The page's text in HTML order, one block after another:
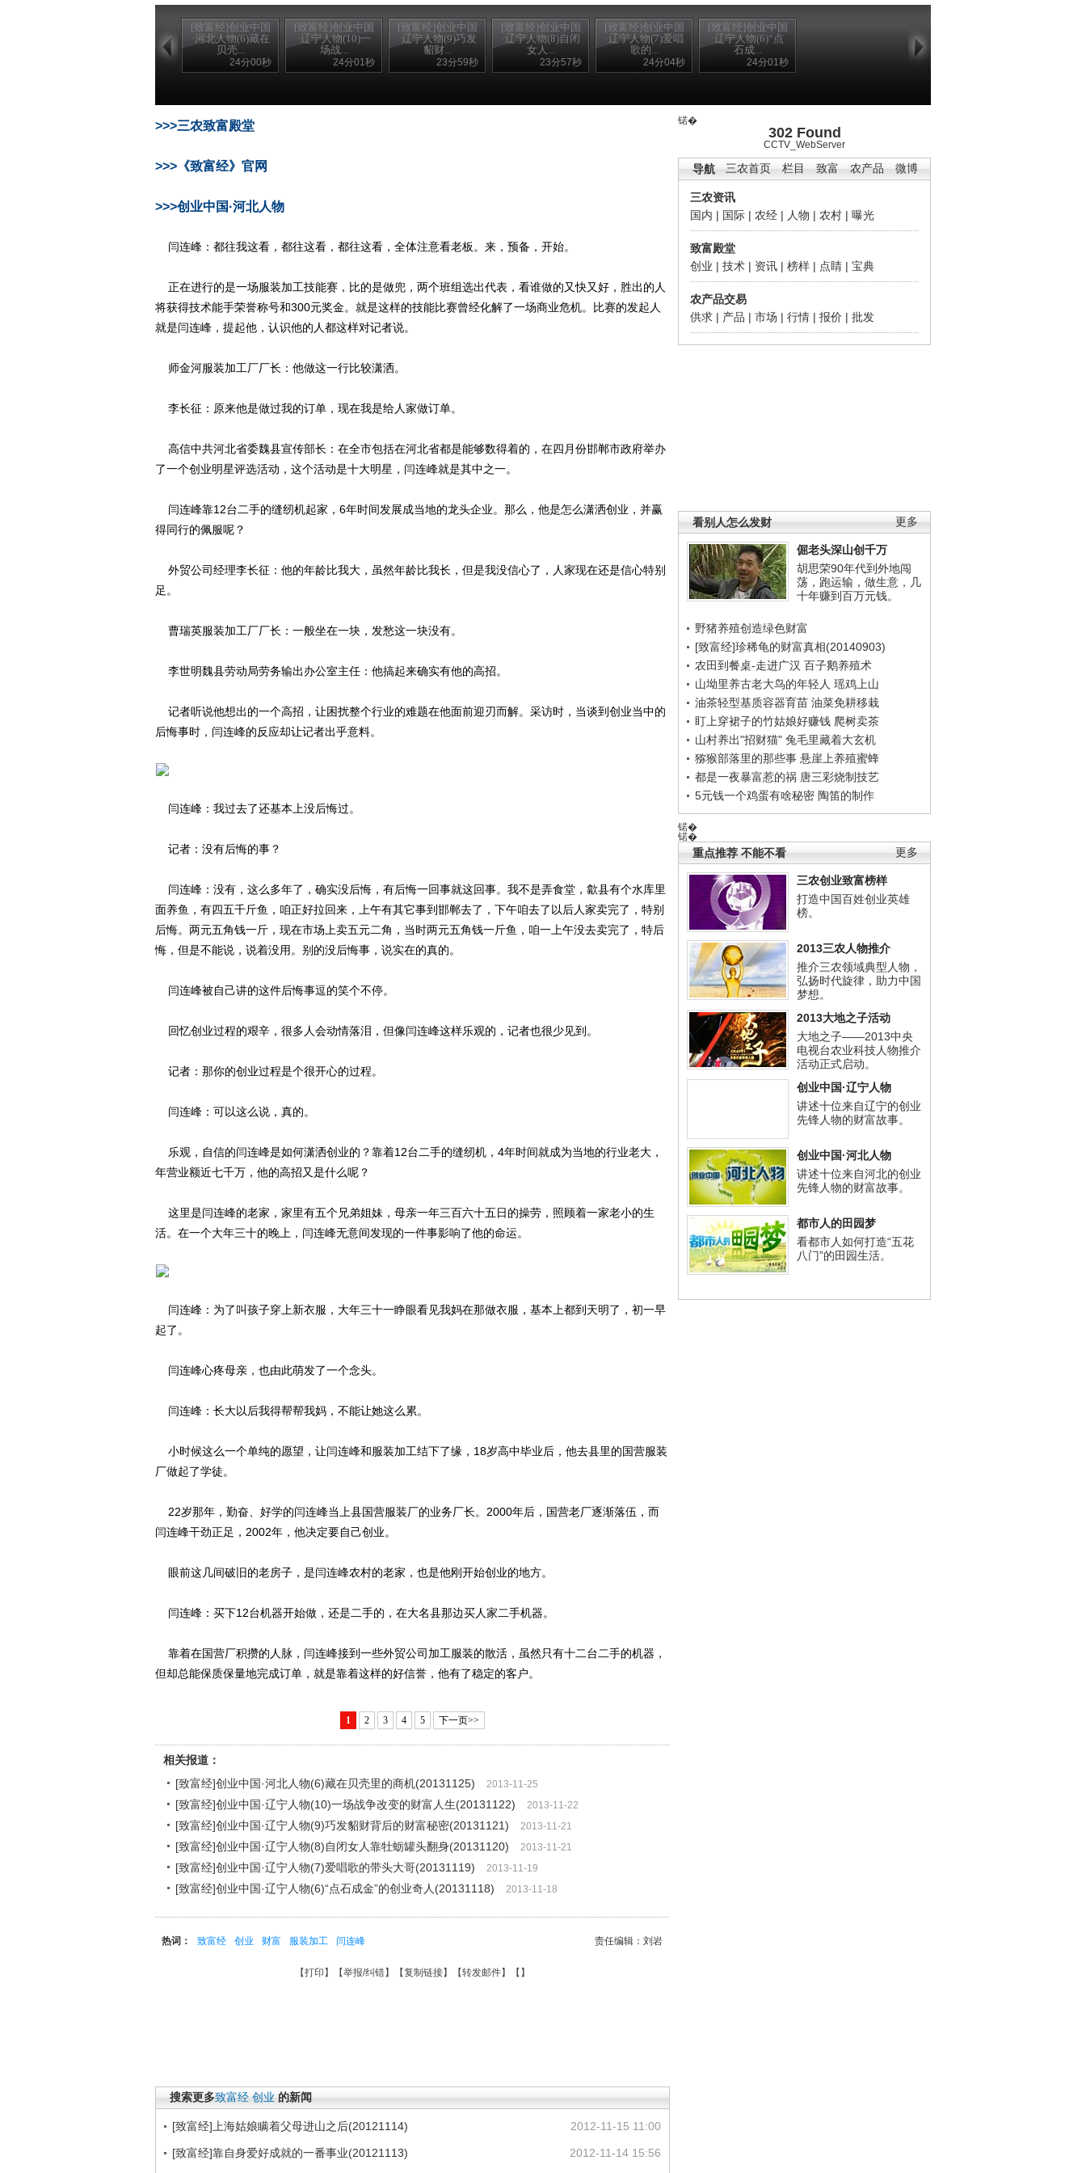
[致富经]创业中国
·河北人物(6)藏在
贝壳...
24分00秒
[致富经]创业中国
·辽宁人物(10)一
场战...
24分01秒
[致富经]创业中国
·辽宁人物(9)巧发
貂财...
23分59秒
[致富经]创业中国
·辽宁人物(8)自闭
女人...
23分57秒
[致富经]创业中国
·辽宁人物(7)爱唱
歌的...
24分04秒
[致富经]创业中国
·辽宁人物(6)“点
石成...
24分01秒
锘�
302 Found
CCTV_WebServer
三农首页 栏目 致富 农产品 微博
导航
三农资讯
国内 | 国际 | 农经 | 人物 | 农村 | 曝光
致富殿堂
创业 | 技术 | 资讯 | 榜样 | 点睛 | 宝典
农产品交易
供求 | 产品 | 市场 | 行情 | 报价 | 批发
更多
看别人怎么发财
倔老头深山创千万
胡思荣90年代到外地闯
荡，跑运输，做生意，几
十年赚到百万元钱。
野猪养殖创造绿色财富
[致富经]珍稀龟的财富真相(20140903)
农田到餐桌-走进广汉 百子鹅养殖术
山坳里养古老大鸟的年轻人 瑶鸡上山
油茶轻型基质容器育苗 油菜免耕移栽
盯上穿裙子的竹姑娘好赚钱 爬树卖茶
山村养出"招财猫" 兔毛里藏着大玄机
猕猴部落里的那些事 悬崖上养殖蜜蜂
都是一夜暴富惹的祸 唐三彩烧制技艺
5元钱一个鸡蛋有啥秘密 陶笛的制作
锘�
锘�
更多
重点推荐 不能不看
三农创业致富榜样
打造中国百姓创业英雄
榜。
2013三农人物推介
推介三农领域典型人物，
弘扬时代旋律，助力中国
梦想。
2013大地之子活动
大地之子——2013中央
电视台农业科技人物推介
活动正式启动。
创业中国·辽宁人物
讲述十位来自辽宁的创业
先锋人物的财富故事。
创业中国·河北人物
讲述十位来自河北的创业
先锋人物的财富故事。
都市人的田园梦
看都市人如何打造“五花
八门”的田园生活。
>>>三农致富殿堂
>>>《致富经》官网
>>>创业中国·河北人物
闫连峰：都往我这看，都往这看，都往这看，全体注意看老板。来，预备，开始。
正在进行的是一场服装加工技能赛，比的是做兜，两个班组选出代表，看谁做的又快又好，胜出的人
将获得技术能手荣誉称号和300元奖金。就是这样的技能比赛曾经化解了一场商业危机。比赛的发起人
就是闫连峰，提起他，认识他的人都这样对记者说。
师金河服装加工厂厂长：他做这一行比较潇洒。
李长征：原来他是做过我的订单，现在我是给人家做订单。
高信中共河北省委魏县宣传部长：在全市包括在河北省都是能够数得着的，在四月份邯郸市政府举办
了一个创业明星评选活动，这个活动是十大明星，闫连峰就是其中之一。
闫连峰靠12台二手的缝纫机起家，6年时间发展成当地的龙头企业。那么，他是怎么潇洒创业，并赢
得同行的佩服呢？
外贸公司经理李长征：他的年龄比我大，虽然年龄比我长，但是我没信心了，人家现在还是信心特别
足。
曹瑞英服装加工厂厂长：一般坐在一块，发愁这一块没有。
李世明魏县劳动局劳务输出办公室主任：他搞起来确实有他的高招。
记者听说他想出的一个高招，让困扰整个行业的难题在他面前迎刃而解。采访时，当谈到创业当中的
后悔事时，闫连峰的反应却让记者出乎意料。
闫连峰：我过去了还基本上没后悔过。
记者：没有后悔的事？
闫连峰：没有，这么多年了，确实没后悔，有后悔一回事就这回事。我不是弄食堂，歙县有个水库里
面养鱼，有四五千斤鱼，咱正好拉回来，上午有其它事到邯郸去了，下午咱去了以后人家卖完了，特别
后悔。两元五角钱一斤，现在市场上卖五元二角，当时两元五角钱一斤鱼，咱一上午没去卖完了，特后
悔，但是不能说，说着没用。别的没后悔事，说实在的真的。
闫连峰被自己讲的这件后悔事逗的笑个不停。
回忆创业过程的艰辛，很多人会动情落泪，但像闫连峰这样乐观的，记者也很少见到。
记者：那你的创业过程是个很开心的过程。
闫连峰：可以这么说，真的。
乐观，自信的闫连峰是如何潇洒创业的？靠着12台二手的缝纫机，4年时间就成为当地的行业老大，
年营业额近七千万，他的高招又是什么呢？
这里是闫连峰的老家，家里有五个兄弟姐妹，母亲一年三百六十五日的操劳，照顾着一家老小的生
活。在一个大年三十的晚上，闫连峰无意间发现的一件事影响了他的命运。
闫连峰：为了叫孩子穿上新衣服，大年三十一睁眼看见我妈在那做衣服，基本上都到天明了，初一早
起了。
闫连峰心疼母亲，也由此萌发了一个念头。
闫连峰：长大以后我得帮帮我妈，不能让她这么累。
小时候这么一个单纯的愿望，让闫连峰和服装加工结下了缘，18岁高中毕业后，他去县里的国营服装
厂做起了学徒。
22岁那年，勤奋、好学的闫连峰当上县国营服装厂的业务厂长。2000年后，国营老厂逐渐落伍，而
闫连峰干劲正足，2002年，他决定要自己创业。
眼前这几间破旧的老房子，是闫连峰农村的老家，也是他刚开始创业的地方。
闫连峰：买下12台机器开始做，还是二手的，在大名县那边买人家二手机器。
靠着在国营厂积攒的人脉，闫连峰接到一些外贸公司加工服装的散活，虽然只有十二台二手的机器，
但却总能保质保量地完成订单，就是靠着这样的好信誉，他有了稳定的客户。
1 2 3 4 5 下一页>>
相关报道：
[致富经]创业中国·河北人物(6)藏在贝壳里的商机(20131125)
2013-11-25
[致富经]创业中国·辽宁人物(10)一场战争改变的财富人生(20131122) 2013-11-22
[致富经]创业中国·辽宁人物(9)巧发貂财背后的财富秘密(20131121) 2013-11-21
[致富经]创业中国·辽宁人物(8)自闭女人靠牡蛎罐头翻身(20131120) 2013-11-21
[致富经]创业中国·辽宁人物(7)爱唱歌的带头大哥(20131119) 2013-11-19
[致富经]创业中国·辽宁人物(6)“点石成金”的创业奇人(20131118) 2013-11-18
责任编辑：刘岩
热词： 致富经 创业 财富 服装加工 闫连峰
【打印 】【举报/纠错】【复制链接】【转发邮件】【 】
搜索更多致富经 创业 的新闻
2012-11-15 11:00
[致富经]上海姑娘瞒着父母进山之后(20121114)
2012-11-14 15:56
[致富经]靠自身爱好成就的一番事业(20121113)